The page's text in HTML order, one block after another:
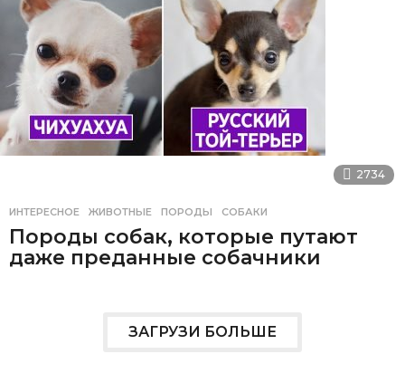
2734
ИНТЕРЕСНОЕ ЖИВОТНЫЕ ,ПОРОДЫ ,СОБАКИ
Породы собак, которые путают
даже преданные собачники
ЗАГРУЗИ БОЛЬШЕ